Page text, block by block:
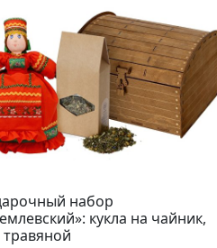
набор
кукла на чайник,
травяной